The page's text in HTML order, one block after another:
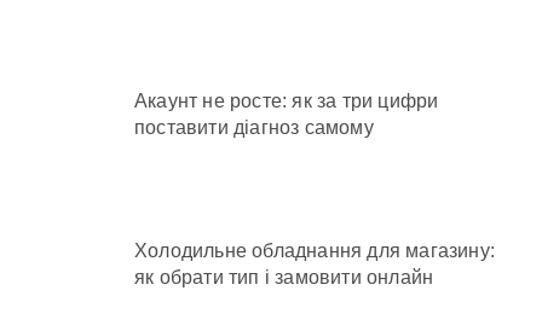
Акаунт не росте: як за три цифри
поставити діагноз самому
Холодильне обладнання для магазину:
як обрати тип і замовити онлайн